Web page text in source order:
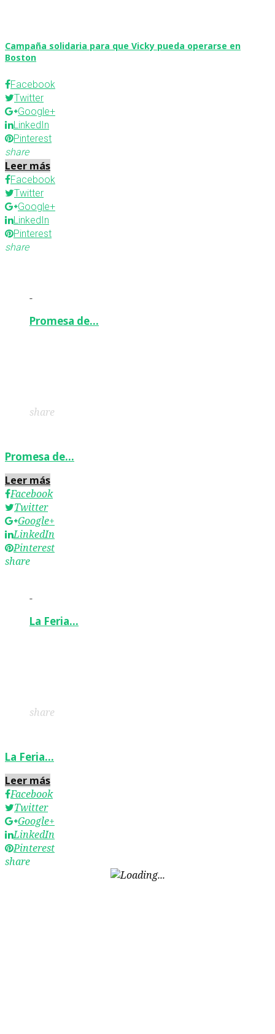
Campaña solidaria para que Vicky pueda operarse en
Boston
Facebook
Twitter
Google+
LinkedIn
Pinterest
share
Leer más
Facebook
Twitter
Google+
LinkedIn
Pinterest
share
-
Promesa de…
share
Promesa de…
Leer más
Facebook
Twitter
Google+
LinkedIn
Pinterest
share
-
La Feria…
share
La Feria…
Leer más
Facebook
Twitter
Google+
LinkedIn
Pinterest
share